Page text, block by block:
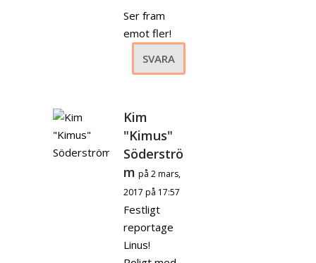
Ser fram
emot fler!
SVARA
Kim
"Kimus"
Söderströ
m på 2 mars,
2017 på 17:57
Festligt
reportage
Linus!